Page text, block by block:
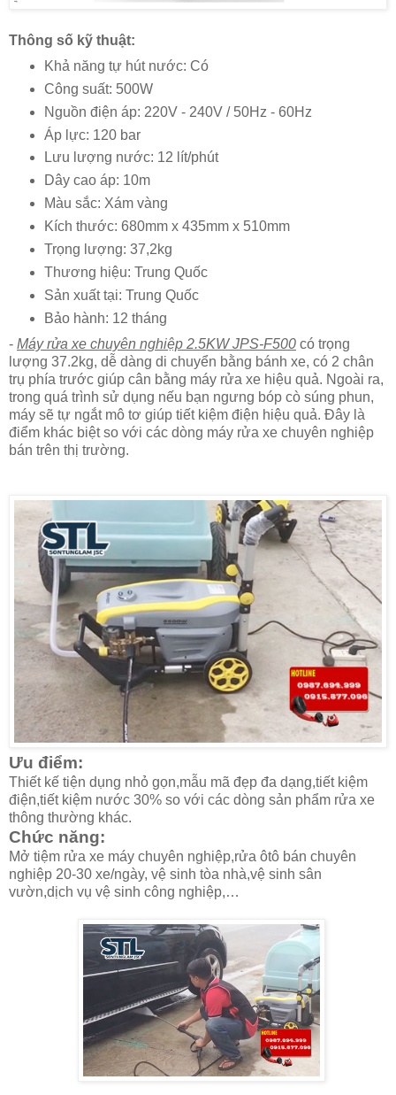
Thông số kỹ thuật:
Khả năng tự hút nước: Có
Công suất: 500W
Nguồn điện áp: 220V - 240V / 50Hz - 60Hz
Áp lực: 120 bar
Lưu lượng nước: 12 lít/phút
Dây cao áp: 10m
Màu sắc: Xám vàng
Kích thước: 680mm x 435mm x 510mm
Trọng lượng: 37,2kg
Thương hiệu: Trung Quốc
Sản xuất tại: Trung Quốc
Bảo hành: 12 tháng
- Máy rửa xe chuyên nghiệp 2.5KW JPS-F500 có trọng
lượng 37.2kg, dễ dàng di chuyển bằng bánh xe, có 2 chân
trụ phía trước giúp cân bằng máy rửa xe hiệu quả. Ngoài ra,
trong quá trình sử dụng nếu bạn ngưng bóp cò súng phun,
máy sẽ tự ngắt mô tơ giúp tiết kiệm điện hiệu quả. Đây là
điểm khác biệt so với các dòng máy rửa xe chuyên nghiệp
bán trên thị trường.
Ưu điểm:
Thiết kế tiện dụng nhỏ gọn,mẫu mã đẹp đa dạng,tiết kiệm
điện,tiết kiệm nước 30% so với các dòng sản phẩm rửa xe
thông thường khác.
Chức năng:
Mở tiệm rửa xe máy chuyên nghiệp,rửa ôtô bán chuyên
nghiệp 20-30 xe/ngày, vệ sinh tòa nhà,vệ sinh sân
vườn,dịch vụ vệ sinh công nghiệp,…